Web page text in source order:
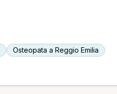
Osteopata a Reggio Emilia